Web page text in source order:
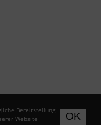
OK
Bereitstellung
Website